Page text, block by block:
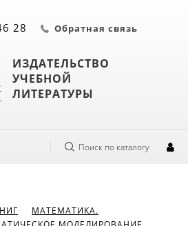
ИЗДАТЕЛЬСТВО
УЧЕБНОЙ
ЛИТЕРАТУРЫ
28 Обратная связь
Поиск по каталогу
МАТЕМАТИКА.